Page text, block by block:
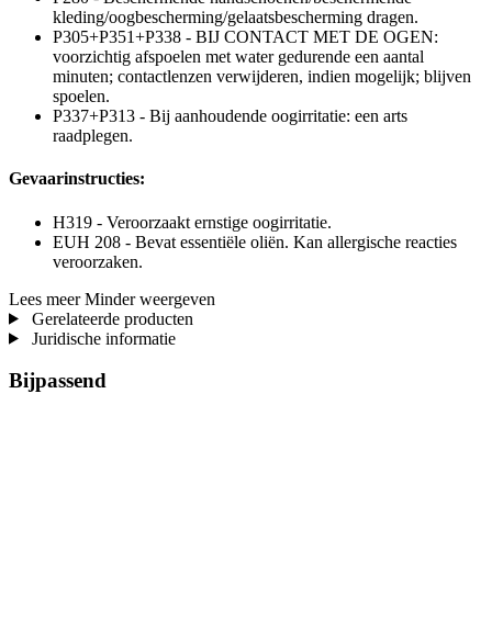
kleding/oogbescherming/gelaatsbescherming dragen.
P305+P351+P338 - BIJ CONTACT MET DE OGEN:
voorzichtig afspoelen met water gedurende een aantal
minuten; contactlenzen verwijderen, indien mogelijk; blijven
spoelen.
P337+P313 - Bij aanhoudende oogirritatie: een arts
raadplegen.
Gevaarinstructies:
H319 - Veroorzaakt ernstige oogirritatie.
EUH 208 - Bevat essentiële oliën. Kan allergische reacties
veroorzaken.
Lees meer Minder weergeven
Gerelateerde producten
Juridische informatie
Bijpassend